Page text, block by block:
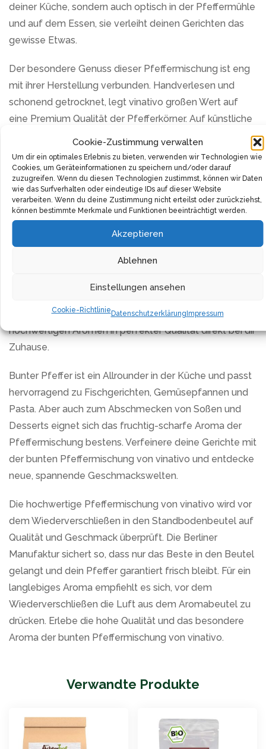
Cookie-Zustimmung verwalten
Um dir ein optimales Erlebnis zu bieten, verwenden wir Technologien wie
Cookies, um Geräteinformationen zu speichern und/oder darauf
zuzugreifen. Wenn du diesen Technologien zustimmst, können wir Daten
wie das Surfverhalten oder eindeutige IDs auf dieser Website
verarbeiten. Wenn du deine Zustimmung nicht erteilst oder zurückziehst,
können bestimmte Merkmale und Funktionen beeinträchtigt werden.
Akzeptieren
Ablehnen
Einstellungen ansehen
Cookie-RichtlinieDatenschutzerklärung Impressum
deiner Küche, sondern auch optisch in der Pfeffermühle
und auf dem Essen, sie verleiht deinen Gerichten das
gewisse Etwas.
Der besondere Genuss dieser Pfeffermischung ist eng
mit ihrer Herstellung verbunden. Handverlesen und
schonend getrocknet, legt vinativo großen Wert auf
eine Premium Qualität der Pfefferkörner. Auf künstliche
hierbei komplett verzichtet. Du erhältst ein
Naturprodukt, das deinen Gerichten eine
unvergleichliche Würze verleiht.
Hinter jeder Pfeffermischung von vinativo steckt eine
komplexe Prozesskette, die unter dem Motto “Farm to
Fork” steht. Die manuelle Ernte und aufwendige
Reinigung stehen hier im Fokus. Jedes Pfefferkorn und
Endverbraucher versandt. Auf diese Weise landen die
hochwertigen Aromen in perfekter Qualität direkt bei dir
Zuhause.
Bunter Pfeffer ist ein Allrounder in der Küche und passt
hervorragend zu Fischgerichten, Gemüsepfannen und
Pasta. Aber auch zum Abschmecken von Soßen und
Desserts eignet sich das fruchtig-scharfe Aroma der
Pfeffermischung bestens. Verfeinere deine Gerichte mit
der bunten Pfeffermischung von vinativo und entdecke
neue, spannende Geschmackswelten.
Die hochwertige Pfeffermischung von vinativo wird vor
dem Wiederverschließen in den Standbodenbeutel auf
Qualität und Geschmack überprüft. Die Berliner
Manufaktur sichert so, dass nur das Beste in den Beutel
gelangt und dein Pfeffer garantiert frisch bleibt. Für ein
langlebiges Aroma empfiehlt es sich, vor dem
Wiederverschließen die Luft aus dem Aromabeutel zu
drücken. Erlebe die hohe Qualität und das besondere
Aroma der bunten Pfeffermischung von vinativo.
Verwandte Produkte